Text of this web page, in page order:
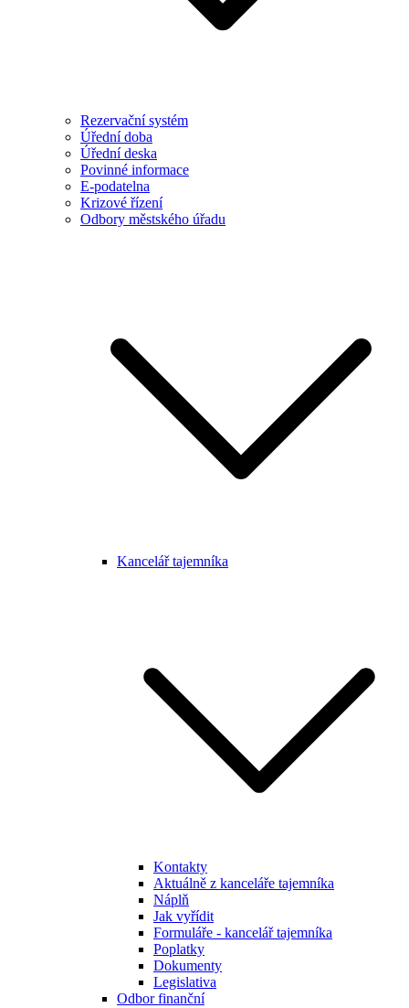
Rezervační systém
Úřední doba
Úřední deska
Povinné informace
E-podatelna
Krizové řízení
Odbory městského úřadu
Kancelář tajemníka
Kontakty
Aktuálně z kanceláře tajemníka
Náplň
Jak vyřídit
Formuláře - kancelář tajemníka
Poplatky
Dokumenty
Legislativa
Odbor finanční